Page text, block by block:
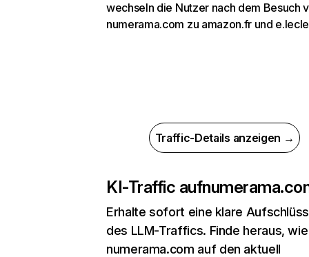
wechseln die Nutzer nach dem Besuch
numerama.com zu amazon.fr und
Traffic-Details anzeigen →
KI-Traffic auf
Erhalte sofort eine klare
des LLM-Traffics. Finde heraus, wie
numerama.com auf den aktuell